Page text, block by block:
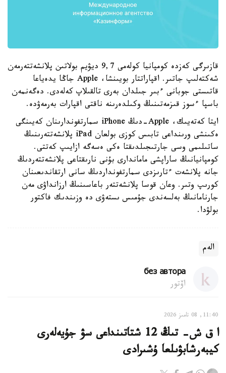
قازىرگى كەزدە كومپانيا كولەمى 9,7 ديۋيم بولاتىن پلانشەتتەرمەن
شەكتەلىپ جاتىر. اقپاراتتار بويىنشا، Apple جاڭا يدەياعا
قاتىستى جوبانى ءبىر جىلدان بەرى تالقىلاپ كەلەدى. دەگەنمەن
باسپا ءسوز قىزمەتىنىڭ وكىلدەرىنە ناقتى اقپارات بەرمەۋدە.
ايتا كەتەيىك، Apple-دىڭ iPhone سمارتفوندارىنان كەيىنگى
ەكىنشى ورىنداعى تابىس كوزى بولعان iPad پلانشەتتەرىنىڭ
ساتىلىمى وسى جارتىجىلدىقتا ەكى ەسەگە ازايىپ كەتتى.
كومپانيانىڭ ساراپشى ماماندارى بۇنى نارىقتاعى پلانشەتتەردىڭ
جانە پلانشەت ءتارىزدى سمارتفونداردىڭ سانى ارتقاندىعىنان
كورىپ وتىر. وعان قوسا پلانشەتتەر باعاسىنىڭ ارزانداۋى مەن
جارنامانىڭ بەلسەندى جۇمىس ىستەۋى دە وزىندىك فاكتور
بولۋدا.
الەم
без автора
اۆتور
11:40, 08 تامىز 2026
ا ق ش- تىڭ 12 شتاتىنداعى سۋ جۇيەلەرى
كيبەرشابۋىلعا ۇشىرادى